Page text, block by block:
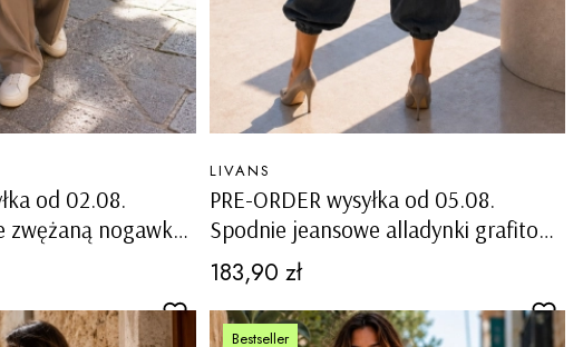
od 02.08.
zwężaną nogawką
na przodzie i
PRE-ORDER wysyłka od 05.08.
Spodnie jeansowe alladynki grafitowe
z wysokim stanem i kieszeniami
Saltrio
PRODUCENT
LIVANS
Cena
183,90 zł
Bestseller